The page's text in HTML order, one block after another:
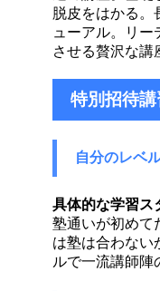
脱皮をはかる。
ューアル。リ
させる贅沢な講
特別招待
自分のレベ
具体的な学習ス
塾通いが初めて
は塾は合わな
ルで一流講師陣